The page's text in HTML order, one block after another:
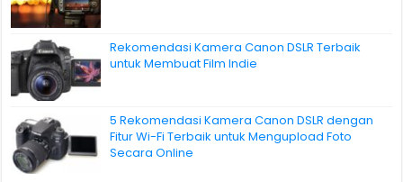
Rekomendasi Kamera Canon DSLR Terbaik
untuk Membuat Film Indie
5 Rekomendasi Kamera Canon DSLR dengan
Fitur Wi-Fi Terbaik untuk Mengupload Foto
Secara Online